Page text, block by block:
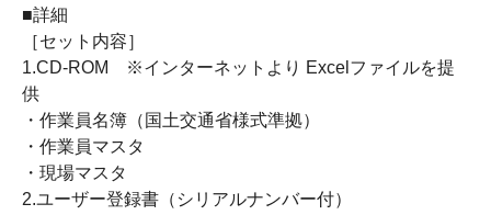
■詳細
［セット内容］
1.CD-ROM ※インターネットより Excelファイルを提
供
・作業員名簿（国土交通省様式準拠）
・作業員マスタ
・現場マスタ
2.ユーザー登録書（シリアルナンバー付）